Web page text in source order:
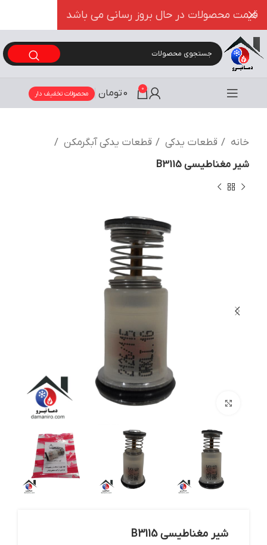
0
0تومان محصولات تخفیف دار
خانه قطعات یدکی
قطعات یدکی آبگرمکن
شیر مغناطیسی B3115
بزرگنمایی تصویر
شیر مغناطیسی B3115
قیمت محصولات در حال بروز رسانی می باشد